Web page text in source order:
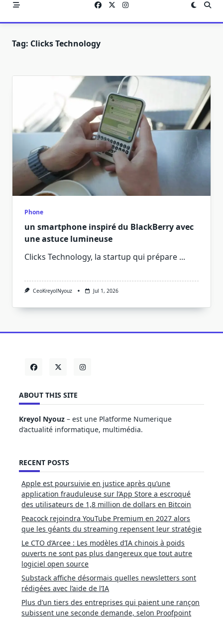
Tag: Clicks Technology
Phone
un smartphone inspiré du BlackBerry avec
une astuce lumineuse
Clicks Technology, la startup qui prépare ...
CeoKreyolNyouz Jul 1, 2026
ABOUT THIS SITE
Kreyol Nyouz – est une Platforme Numerique
d’actualité informatique, multimédia.
RECENT POSTS
Apple est poursuivie en justice après qu’une
application frauduleuse sur l’App Store a escroqué
des utilisateurs de 1,8 million de dollars en Bitcoin
Peacock rejoindra YouTube Premium en 2027 alors
que les géants du streaming repensent leur stratégie
Le CTO d’Arcee : Les modèles d’IA chinois à poids
ouverts ne sont pas plus dangereux que tout autre
logiciel open source
Substack affiche désormais quelles newsletters sont
rédigées avec l’aide de l’IA
Plus d’un tiers des entreprises qui paient une rançon
subissent une seconde demande, selon Proofpoint